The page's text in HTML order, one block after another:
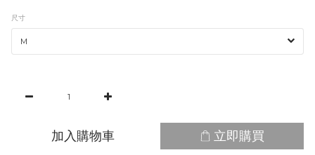
尺寸
加入購物車 立即購買